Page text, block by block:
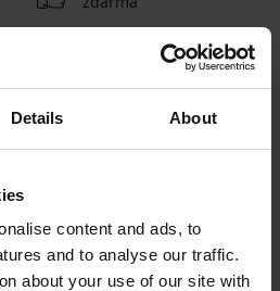
Details About
content and ads, to
and to analyse our traffic.
about your use of our site with
Chytrý průvodce
do 17:00